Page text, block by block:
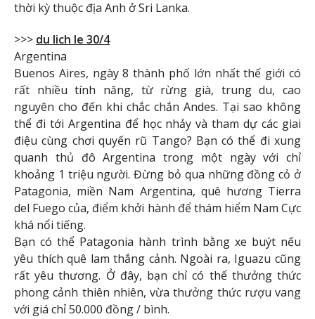
thời kỳ thuộc địa Anh ở Sri Lanka.
>>> du lich le 30/4
Argentina
Buenos Aires, ngày 8 thành phố lớn nhất thế giới có
rất nhiều tính năng, từ rừng già, trung du, cao
nguyên cho đến khi chắc chắn Andes. Tại sao không
thể đi tới Argentina để học nhảy và tham dự các giai
điệu cùng chơi quyến rũ Tango? Bạn có thể đi xung
quanh thủ đô Argentina trong một ngày với chỉ
khoảng 1 triệu người. Đừng bỏ qua những đồng cỏ ở
Patagonia, miền Nam Argentina, quê hương Tierra
del Fuego của, điểm khởi hành để thám hiểm Nam Cực
khá nổi tiếng.
Bạn có thể Patagonia hành trình bằng xe buýt nếu
yêu thích quê lam thắng cảnh. Ngoài ra, Iguazu cũng
rất yêu thương. Ở đây, bạn chỉ có thể thưởng thức
phong cảnh thiên nhiên, vừa thưởng thức rượu vang
với giá chỉ 50.000 đồng / bình.